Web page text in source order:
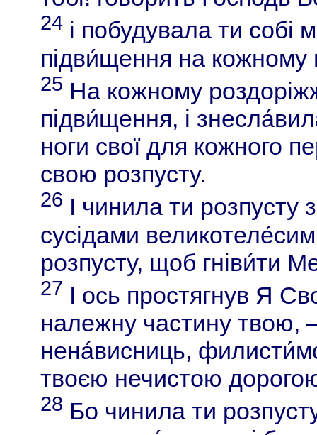
24 і побудувала ти собі
підви́щення на кожному
25 На кожному
підви́щення, і
ноги свої для кожного
свою розпусту.
26 І чинила ти розпусту
сусідами
розпусту, щоб гніви́ти
27 І ось простягнув Я
належну частину твою,
нена́висниць,
твоєю нечистою
28 Бо чинила ти